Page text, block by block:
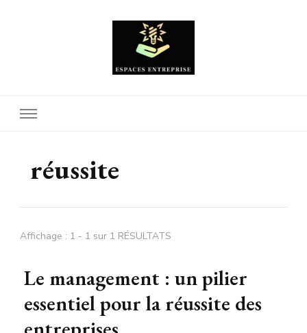
réussite
Affichage : 1 - 1 sur 1 RÉSULTATS
Le management : un pilier
essentiel pour la réussite des